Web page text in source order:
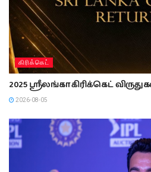
கிரிக்கெட்
2025 ஸ்ரீலங்கா கிரிக்கெட்
2026-08-05